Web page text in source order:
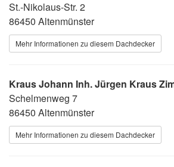
St.-Nikolaus-Str. 2
86450 Altenmünster
Mehr Informationen zu diesem Dachdecker
Kraus Johann Inh. Jürgen Kraus
Schelmenweg 7
86450 Altenmünster
Mehr Informationen zu diesem Dachdecker